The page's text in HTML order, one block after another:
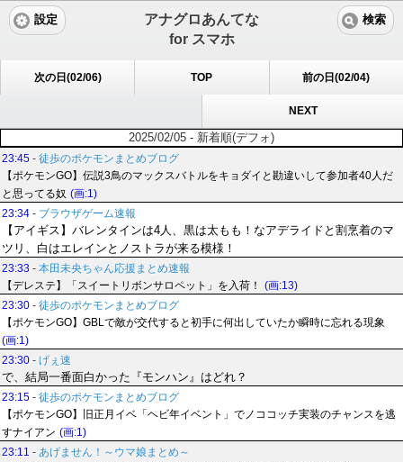
アナグロあんてな
for スマホ
設定 検索
次の日(02/06) TOP 前の日(02/04)
NEXT
2025/02/05 - 新着順(デフォ)
23:45 - 徒歩のポケモンまとめブログ
【ポケモンGO】伝説3鳥のマックスバトルをキョダイと勘違いして参加者40人だ
と思ってる奴 (画:1)
23:34 - ブラウザゲーム速報
【アイギス】バレンタインは4人、黒は太もも！なアデライドと割烹着のマ
ツリ、白はエレインとノストラが来る模様！
23:33 - 本田未央ちゃん応援まとめ速報
【デレステ】「スイートリボンサロペット」を入荷！
(画:13)
23:30 - 徒歩のポケモンまとめブログ
【ポケモンGO】GBLで敵が交代すると初手に何出していたか瞬時に忘れる現象
(画:1)
23:30 - げぇ速
で、結局一番面白かった『モンハン』はどれ？
23:15 - 徒歩のポケモンまとめブログ
【ポケモンGO】旧正月イベ「ヘビ年イベント」でノココッチ実装のチャンスを逃
すナイアン (画:1)
23:11 - あげません！～ウマ娘まとめ～